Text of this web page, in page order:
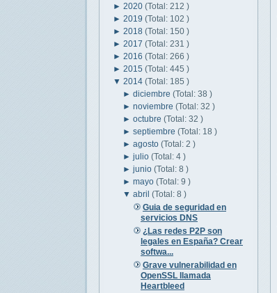
► 2020 (Total: 212 )
► 2019 (Total: 102 )
► 2018 (Total: 150 )
► 2017 (Total: 231 )
► 2016 (Total: 266 )
► 2015 (Total: 445 )
▼ 2014 (Total: 185 )
►diciembre(Total: 38 )
►noviembre(Total: 32 )
►octubre(Total: 32 )
►septiembre(Total: 18 )
►agosto(Total: 2 )
►julio(Total: 4 )
►junio(Total: 8 )
►mayo(Total: 9 )
▼abril(Total: 8 )
Guia de seguridad en
servicios DNS
¿Las redes P2P son
legales en España? Crear
softwa...
Grave vulnerabilidad en
OpenSSL llamada
Heartbleed